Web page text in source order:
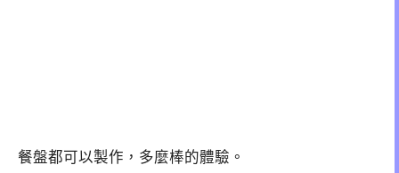
餐盤都可以製作，多麼棒的體驗。